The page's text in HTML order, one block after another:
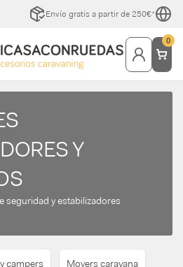
Envío gratis a partir de 250€*
0
Y
seguridad y estabilizadores
campers Movers caravana